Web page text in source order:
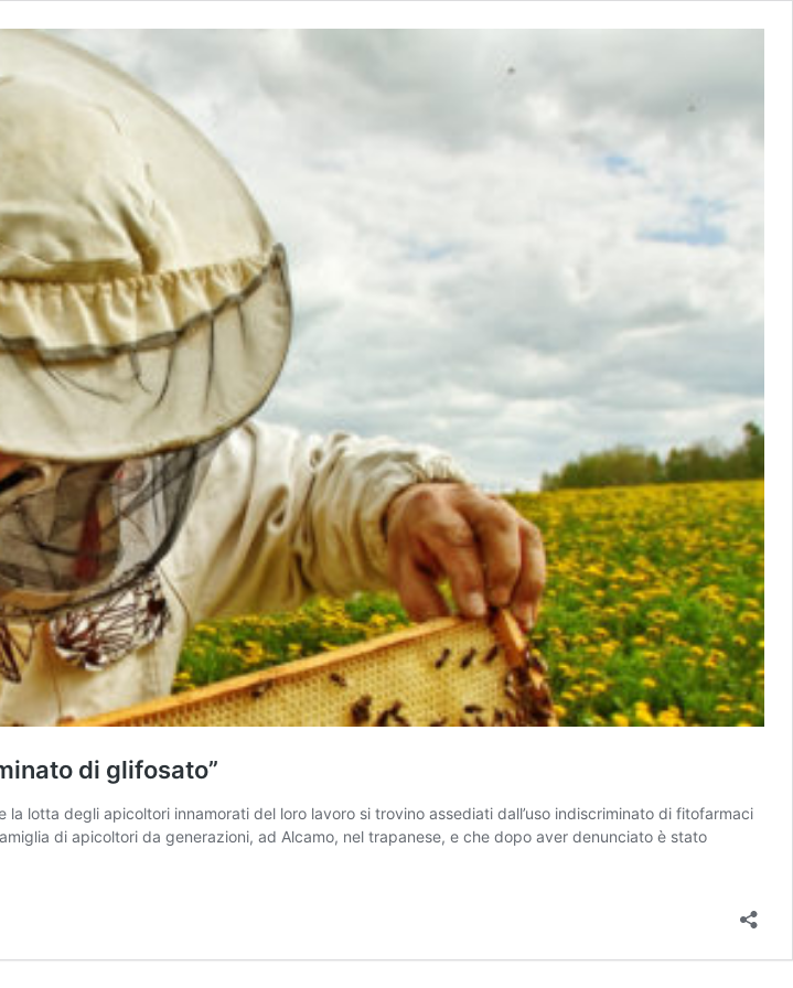
di glifosato”
lotta degli apicoltori innamorati del loro lavoro si trovino assediati dall’uso indiscriminato di fitofarmaci
di apicoltori da generazioni, ad Alcamo, nel trapanese, e che dopo aver denunciato è stato